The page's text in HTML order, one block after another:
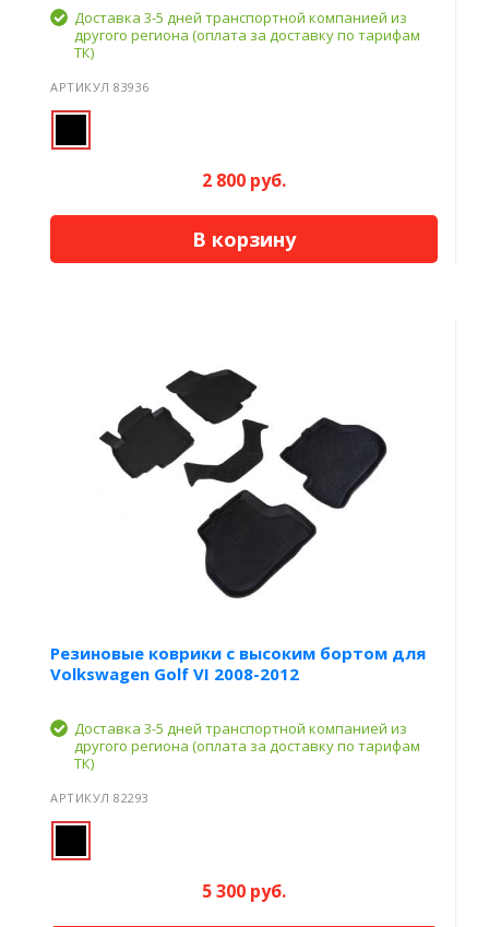
Доставка 3-5 дней транспортной компанией из
другого региона (оплата за доставку по тарифам
ТК)
АРТИКУЛ 83936
2 800 руб.
В корзину
Резиновые коврики с высоким бортом для
Volkswagen Golf VI 2008-2012
Доставка 3-5 дней транспортной компанией из
другого региона (оплата за доставку по тарифам
ТК)
АРТИКУЛ 82293
5 300 руб.